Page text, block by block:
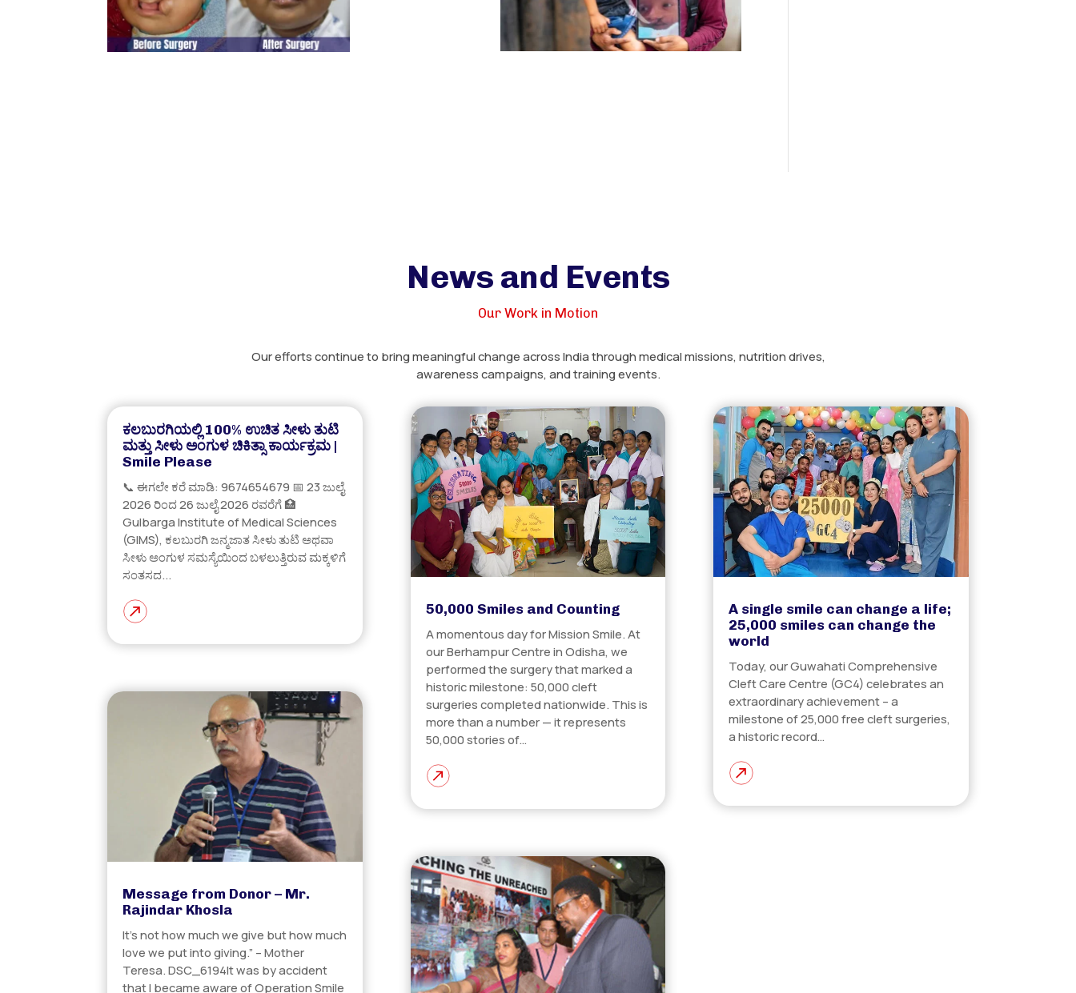
News and Events
Our Work in Motion
Our efforts continue to bring meaningful change across India through medical missions, nutrition drives,
awareness campaigns, and training events.
ಕಲಬುರಗಿಯಲ್ಲಿ 100% ಉಚಿತ ಸೀಳು ತುಟಿ
ಮತ್ತು ಸೀಳು ಅಂಗುಳ ಚಿಕಿತ್ಸಾ ಕಾರ್ಯಕ್ರಮ |
Smile Please
📞 ಈಗಲೇ ಕರೆ ಮಾಡಿ: 9674654679 📅 23 ಜುಲೈ
2026 ರಿಂದ 26 ಜುಲೈ 2026 ರವರೆಗೆ 🏥
Gulbarga Institute of Medical Sciences
(GIMS), ಕಲಬುರಗಿ ಜನ್ಮಜಾತ ಸೀಳು ತುಟಿ ಅಥವಾ
ಸೀಳು ಅಂಗುಳ ಸಮಸ್ಯೆಯಿಂದ ಬಳಲುತ್ತಿರುವ ಮಕ್ಕಳಿಗೆ
ಸಂತಸದ...
Message from Donor – Mr.
Rajindar Khosla
It’s not how much we give but how much
love we put into giving.” – Mother
Teresa. DSC_6194It was by accident
that I became aware of Operation Smile
50,000 Smiles and Counting
A momentous day for Mission Smile. At
our Berhampur Centre in Odisha, we
performed the surgery that marked a
historic milestone: 50,000 cleft
surgeries completed nationwide. This is
more than a number — it represents
50,000 stories of…
A single smile can change a life;
25,000 smiles can change the
world
Today, our Guwahati Comprehensive
Cleft Care Centre (GC4) celebrates an
extraordinary achievement – a
milestone of 25,000 free cleft surgeries,
a historic record…